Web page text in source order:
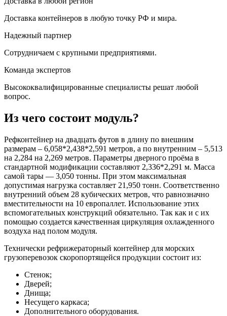
Доставка контейнеров в любую точку РФ и мира.
Надежный партнер
Сотрудничаем с крупными предприятиями.
Команда экспертов
Высококвалифицированные специалисты решат любой
вопрос.
Из чего состоит модуль?
Рефконтейнер на двадцать футов в длину по внешним
размерам – 6,058*2,438*2,591 метров, а по внутренним – 5,513
на 2,284 на 2,269 метров. Параметры дверного проёма в
стандартной модификации составляют 2,336*2,291 м. Масса
самой тары — 3,050 тонны. При этом максимальная
допустимая нагрузка составляет 21,950 тонн. Соответственно
внутренний объем 28 кубических метров, что равнозначно
вместительности на 10 европаллет. Использование этих
вспомогательных конструкций обязательно. Так как и с их
помощью создается качественная циркуляция охлажденного
воздуха над полом модуля.
Технически рефрижераторный контейнер для морских
грузоперевозок скоропортящейся продукции состоит из:
Стенок;
Дверей;
Днища;
Несущего каркаса;
Дополнительного оборудования.